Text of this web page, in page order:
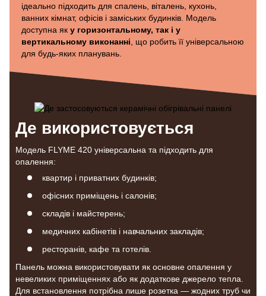
ідеально підходить для спалень, віталень, кухонь,
ванних кімнат, офісів і заміських будинків. Модель
доступна як у горизонтальному, так і у
вертикальному виконанні, що робить її універсальною
для будь-яких планувань.
Де використовується
Модель FLYME 420 універсальна та підходить для
опалення:
квартир і приватних будинків;
офісних приміщень і салонів;
складів і майстерень;
медичних кабінетів і навчальних закладів;
ресторанiв, кафе та готелів.
Панель можна використовувати як основне опалення у
невеликих приміщеннях або як додаткове джерело тепла.
Для встановлення потрібна лише розетка — жодних труб чи